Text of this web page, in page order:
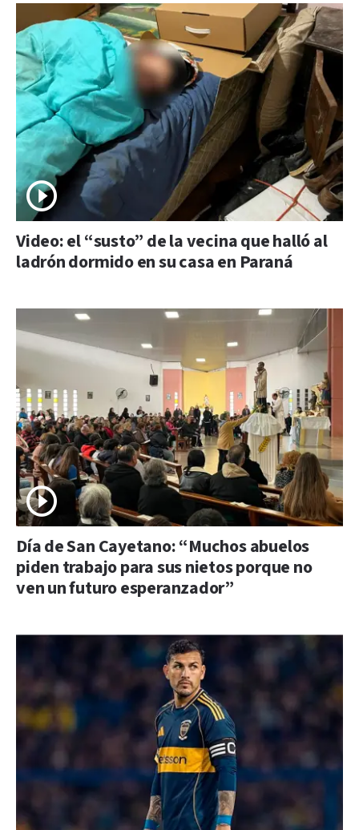
Video: el “susto” de la vecina que halló al
ladrón dormido en su casa en Paraná
Día de San Cayetano: “Muchos abuelos
piden trabajo para sus nietos porque no
ven un futuro esperanzador”